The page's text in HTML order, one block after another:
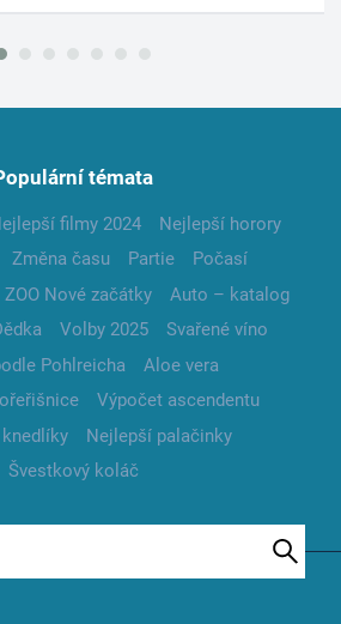
témata
filmy 2024
Nejlepší horory
Změna času Partie
Počasí
ZOO Nové začátky
Auto – katalog
Volby 2025
Svařené víno
Pohlreicha
Aloe vera
Výpočet ascendentu
Nejlepší palačinky
Švestkový koláč